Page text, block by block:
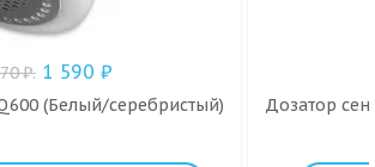
₽. 1 590 ₽
(Белый/серебристый) Дозатор